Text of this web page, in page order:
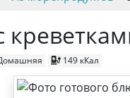
149 кКал